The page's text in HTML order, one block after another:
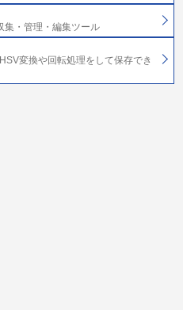
集・管理・編集ツール
変換や回転処理をして保存でき